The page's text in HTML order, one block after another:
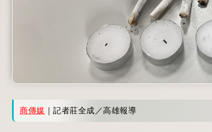
商傳媒 ｜記者莊全成／高雄報導